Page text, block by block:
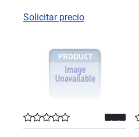
Solicitar precio